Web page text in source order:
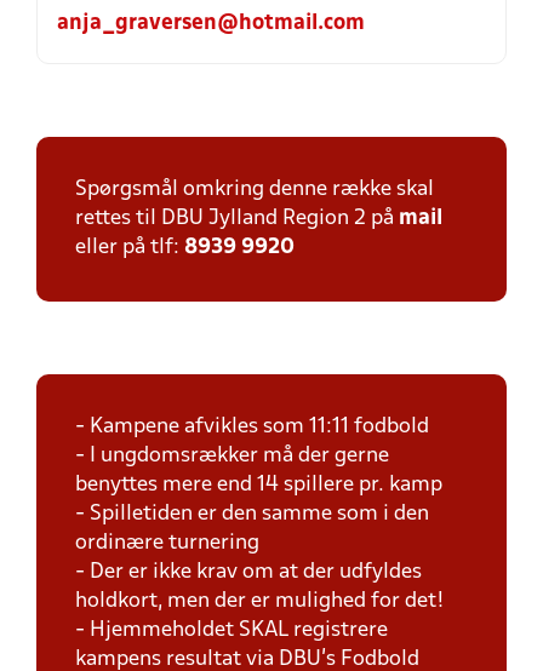
anja_graversen@hotmail.com
Spørgsmål omkring denne række skal
rettes til DBU Jylland Region 2 på mail
eller på tlf: 8939 9920
- Kampene afvikles som 11:11 fodbold
- I ungdomsrækker må der gerne
benyttes mere end 14 spillere pr. kamp
- Spilletiden er den samme som i den
ordinære turnering
- Der er ikke krav om at der udfyldes
holdkort, men der er mulighed for det!
- Hjemmeholdet SKAL registrere
kampens resultat via DBU's Fodbold